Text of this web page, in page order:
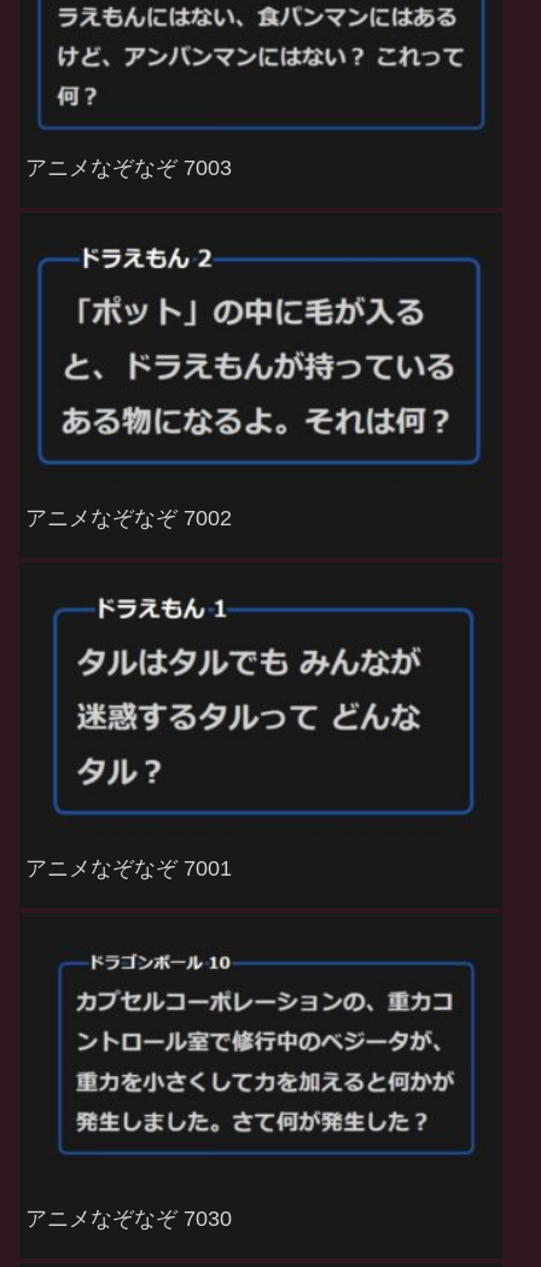
アニメなぞなぞ 7003
アニメなぞなぞ 7002
アニメなぞなぞ 7001
アニメなぞなぞ 7030